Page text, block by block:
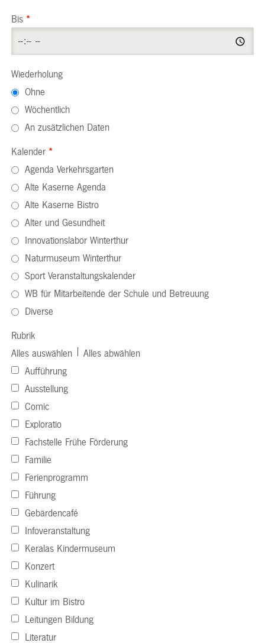
Bis *
Wiederholung
Ohne
Wöchentlich
An zusätzlichen Daten
Kalender *
Agenda Verkehrsgarten
Alte Kaserne Agenda
Alte Kaserne Bistro
Alter und Gesundheit
Innovationslabor Winterthur
Naturmuseum Winterthur
Sport Veranstaltungskalender
WB für Mitarbeitende der Schule und Betreuung
Diverse
Rubrik
Alles auswählen
Alles abwählen
Aufführung
Ausstellung
Comic
Exploratio
Fachstelle Frühe Förderung
Familie
Ferienprogramm
Führung
Gebärdencafé
Infoveranstaltung
Keralas Kindermuseum
Konzert
Kulinarik
Kultur im Bistro
Leitungen Bildung
Literatur